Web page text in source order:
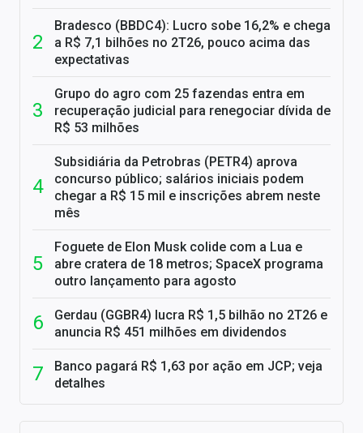
Bradesco (BBDC4): Lucro sobe 16,2% e chega
a R$ 7,1 bilhões no 2T26, pouco acima das
expectativas
Grupo do agro com 25 fazendas entra em
recuperação judicial para renegociar dívida de
R$ 53 milhões
Subsidiária da Petrobras (PETR4) aprova
concurso público; salários iniciais podem
chegar a R$ 15 mil e inscrições abrem neste
mês
Foguete de Elon Musk colide com a Lua e
abre cratera de 18 metros; SpaceX programa
outro lançamento para agosto
Gerdau (GGBR4) lucra R$ 1,5 bilhão no 2T26 e
anuncia R$ 451 milhões em dividendos
Banco pagará R$ 1,63 por ação em JCP; veja
detalhes